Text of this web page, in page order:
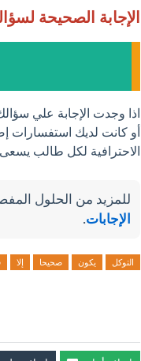
الإجابة الصحيحة
اذا وجدت الإجابة علي
أو كانت لديك استفسارات
الاحترافية لكل طالب يسعى
للمزيد من الحلول
الإجابات.
التوكل يكون صحيحا إلا